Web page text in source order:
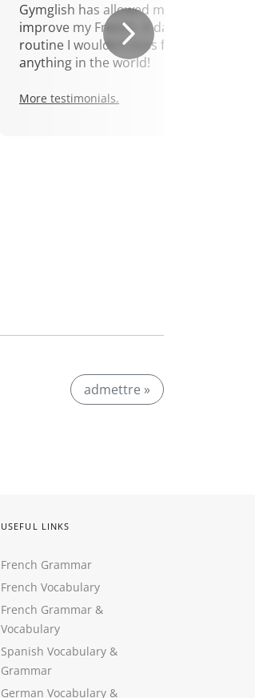
Gymglish has allowed me to
improve my French. A daily
routine I wouldn't miss for
anything in the world!
More testimonials.
admettre »
USEFUL LINKS
French Grammar
French Vocabulary
French Grammar &
Vocabulary
Spanish Vocabulary &
Grammar
German Vocabulary &